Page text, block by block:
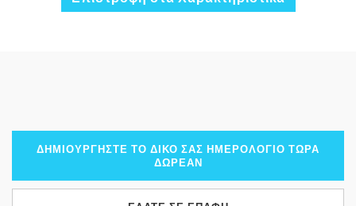
ΔΗΜΙΟΥΡΓΉΣΤΕ ΤΟ ΔΙΚΌ ΣΑΣ ΗΜΕΡΟΛΌΓΙΟ ΤΏΡΑ
ΔΩΡΕΆΝ